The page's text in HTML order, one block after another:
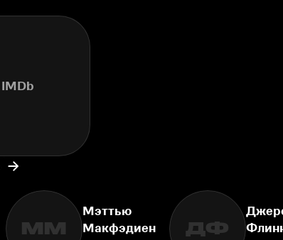
IMDb
ММ
Мэттью
Макфэдиен
ДФ